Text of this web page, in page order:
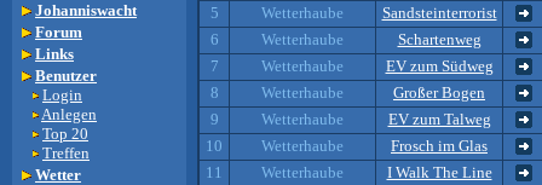
Johanniswacht
Forum
Links
Benutzer
Login
Anlegen
Top 20
Treffen
Wetter
5
Wetterhaube
Sandsteinterrorist
6
Wetterhaube
Schartenweg
7
Wetterhaube
EV zum Südweg
8
Wetterhaube
Großer Bogen
9
Wetterhaube
EV zum Talweg
10
Wetterhaube
Frosch im Glas
11
Wetterhaube
I Walk The Line